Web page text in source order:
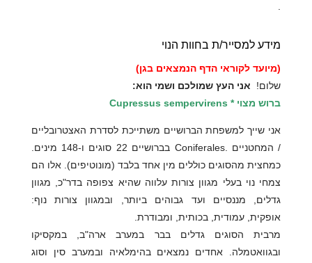
מידע למסייר/ת בחוות הנוי
(מיועד לקוראי הדף הנמצאים בגן)
שלום! אני העץ שמולכם ושמי הוא:
ברוש מצוי * Cupressus sempervirens
אני שייך למשפחת הברושיים משתייכת לסדרת האצטרובליים
/ המחטניים .Coniferales בברושיים 22 סוגים ו-148 מינים.
כמחצית מהסוגים כוללים מין אחד בלבד (מונוטיפים). אלו הם
צמחי נוי בעלי מגוון צורות עלווה שהיא צפופה בדר"כ, מגוון
גדלים, מננסיים ועד גבוהים ביותר, ובמגוון צורות נוף:
אופקית, עמודית, בכותית, ומבודרת.
מרבית הסוגים גדלים בבר במערב ארה"ב, במקסיקו
ובגוואטמלה. אחדים נמצאים בהימלאיה ובמערב סין וסוג